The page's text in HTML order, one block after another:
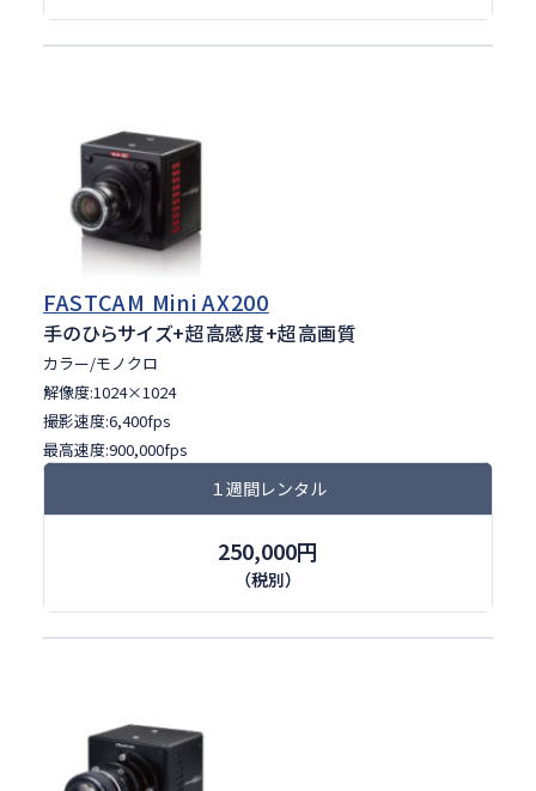
FASTCAM Mini AX200
手のひらサイズ+超高感度+超高画質
カラー/モノクロ
解像度:1024×1024
撮影速度:6,400fps
最高速度:900,000fps
１週間レンタル
250,000円
（税別）